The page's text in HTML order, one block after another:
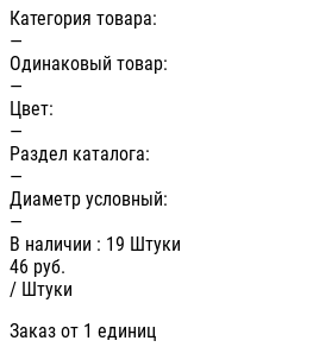
Категория товара:
—
Одинаковый товар:
—
Цвет:
—
Раздел каталога:
—
Диаметр условный:
—
В наличии : 19 Штуки
46 руб.
/ Штуки
Заказ от 1 единиц